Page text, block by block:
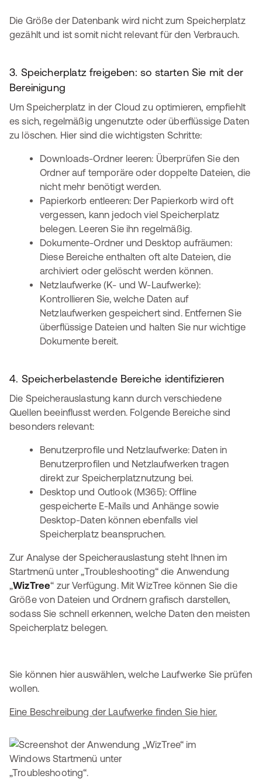
Die Größe der Datenbank wird nicht zum Speicherplatz
gezählt und ist somit nicht relevant für den Verbrauch.
3. Speicherplatz freigeben: so starten Sie mit der
Bereinigung
Um Speicherplatz in der Cloud zu optimieren, empfiehlt
es sich, regelmäßig ungenutzte oder überflüssige Daten
zu löschen. Hier sind die wichtigsten Schritte:
Downloads-Ordner leeren: Überprüfen Sie den
Ordner auf temporäre oder doppelte Dateien, die
nicht mehr benötigt werden.
Papierkorb entleeren: Der Papierkorb wird oft
vergessen, kann jedoch viel Speicherplatz
belegen. Leeren Sie ihn regelmäßig.
Dokumente-Ordner und Desktop aufräumen:
Diese Bereiche enthalten oft alte Dateien, die
archiviert oder gelöscht werden können.
Netzlaufwerke (K- und W-Laufwerke):
Kontrollieren Sie, welche Daten auf
Netzlaufwerken gespeichert sind. Entfernen Sie
überflüssige Dateien und halten Sie nur wichtige
Dokumente bereit.
4. Speicherbelastende Bereiche identifizieren
Die Speicherauslastung kann durch verschiedene
Quellen beeinflusst werden. Folgende Bereiche sind
besonders relevant:
Benutzerprofile und Netzlaufwerke: Daten in
Benutzerprofilen und Netzlaufwerken tragen
direkt zur Speicherplatznutzung bei.
Desktop und Outlook (M365): Offline
gespeicherte E-Mails und Anhänge sowie
Desktop-Daten können ebenfalls viel
Speicherplatz beanspruchen.
Zur Analyse der Speicherauslastung steht Ihnen im
Startmenü unter „Troubleshooting“ die Anwendung
„WizTree“ zur Verfügung. Mit WizTree können Sie die
Größe von Dateien und Ordnern grafisch darstellen,
sodass Sie schnell erkennen, welche Daten den meisten
Speicherplatz belegen.
Sie können hier auswählen, welche Laufwerke Sie prüfen
wollen.
Eine Beschreibung der Laufwerke finden Sie hier.